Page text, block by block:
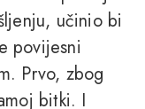
učinio bi
povijesni
Prvo, zbog
bitki. I